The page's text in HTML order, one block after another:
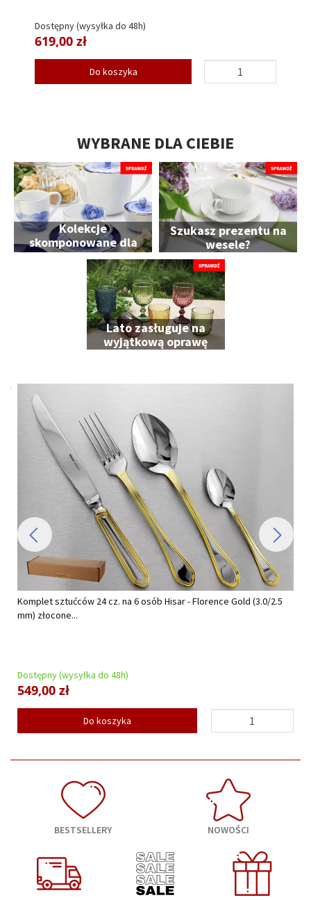
Dostępny (wysyłka do 48h)
619,00 zł
Do koszyka
WYBRANE DLA CIEBIE
Kolekcje
skomponowane dla
Ciebie
Szukasz prezentu na
wesele?
Lato zasługuje na
wyjątkową oprawę
Komplet sztućców 24 cz. na 6 osób Hisar - Florence Gold (3.0/2.5
mm) złocone...
Dostępny (wysyłka do 48h)
549,00 zł
Do koszyka
BESTSELLERY NOWOŚCI